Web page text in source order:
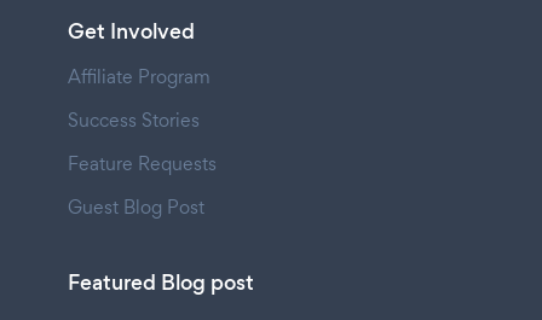
Get Involved
Affiliate Program
Success Stories
Feature Requests
Guest Blog Post
Featured Blog post